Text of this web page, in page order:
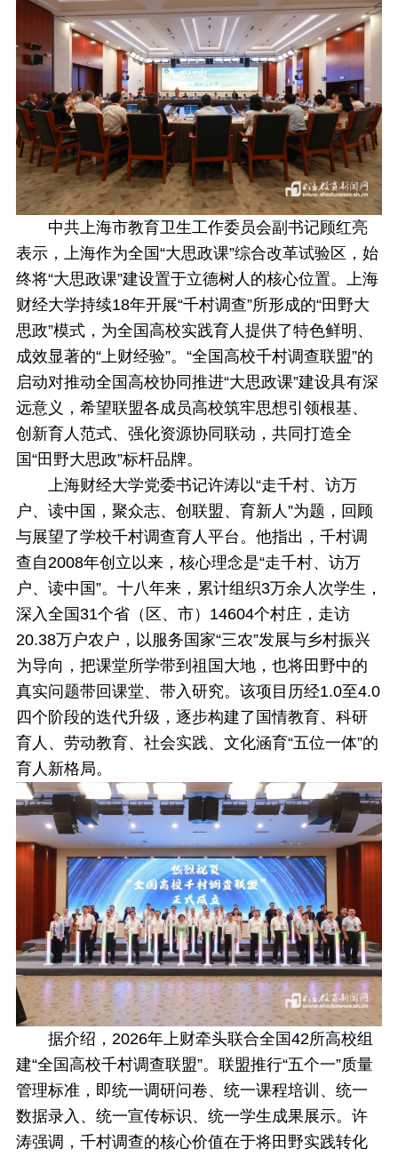
中共上海市教育卫生工作委员会副书记顾红亮
表示，上海作为全国“大思政课”综合改革试验区，始
终将“大思政课”建设置于立德树人的核心位置。上海
财经大学持续18年开展“千村调查”所形成的“田野大
思政”模式，为全国高校实践育人提供了特色鲜明、
成效显著的“上财经验”。“全国高校千村调查联盟”的
启动对推动全国高校协同推进“大思政课”建设具有深
远意义，希望联盟各成员高校筑牢思想引领根基、
创新育人范式、强化资源协同联动，共同打造全
国“田野大思政”标杆品牌。
上海财经大学党委书记许涛以“走千村、访万
户、读中国，聚众志、创联盟、育新人”为题，回顾
与展望了学校千村调查育人平台。他指出，千村调
查自2008年创立以来，核心理念是“走千村、访万
户、读中国”。十八年来，累计组织3万余人次学生，
深入全国31个省（区、市）14604个村庄，走访
20.38万户农户，以服务国家“三农”发展与乡村振兴
为导向，把课堂所学带到祖国大地，也将田野中的
真实问题带回课堂、带入研究。该项目历经1.0至4.0
四个阶段的迭代升级，逐步构建了国情教育、科研
育人、劳动教育、社会实践、文化涵育“五位一体”的
育人新格局。
据介绍，2026年上财牵头联合全国42所高校组
建“全国高校千村调查联盟”。联盟推行“五个一”质量
管理标准，即统一调研问卷、统一课程培训、统一
数据录入、统一宣传标识、统一学生成果展示。许
涛强调，千村调查的核心价值在于将田野实践转化